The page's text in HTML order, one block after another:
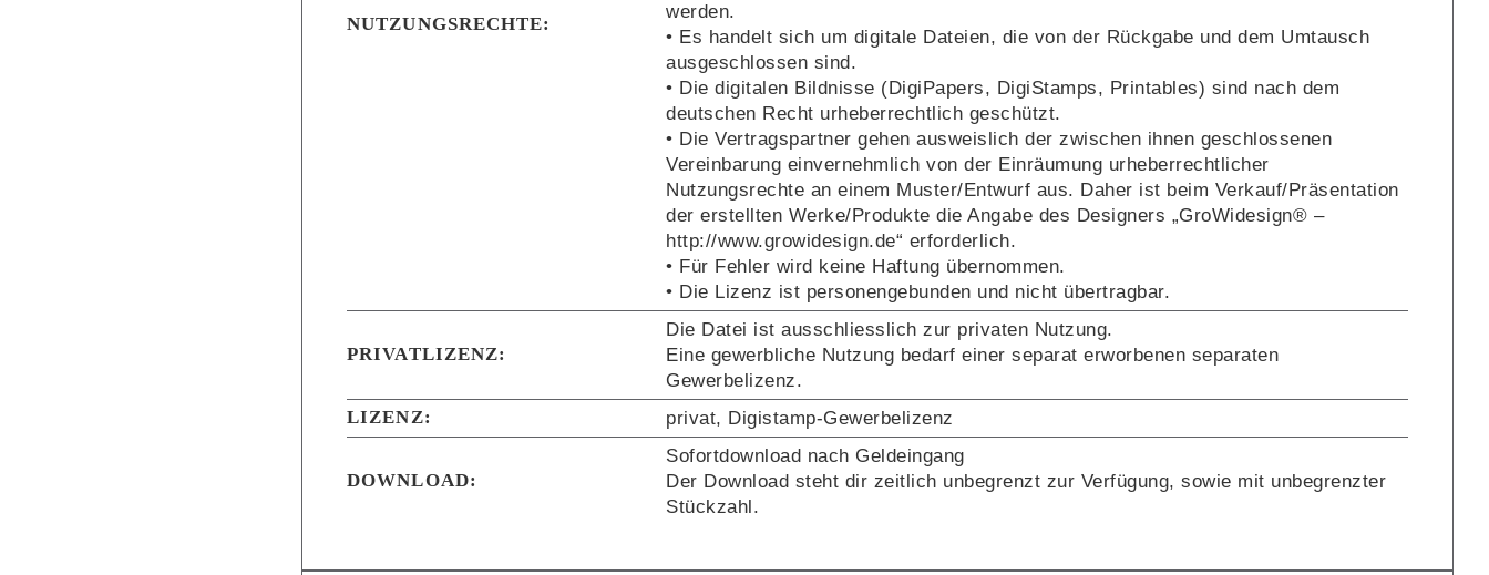
NUTZUNGSRECHTE:
werden.
• Es handelt sich um digitale Dateien, die von der Rückgabe und dem Umtausch
ausgeschlossen sind.
• Die digitalen Bildnisse (DigiPapers, DigiStamps, Printables) sind nach dem
deutschen Recht urheberrechtlich geschützt.
• Die Vertragspartner gehen ausweislich der zwischen ihnen geschlossenen
Vereinbarung einvernehmlich von der Einräumung urheberrechtlicher
Nutzungsrechte an einem Muster/Entwurf aus. Daher ist beim Verkauf/Präsentation
der erstellten Werke/Produkte die Angabe des Designers „GroWidesign® –
http://www.growidesign.de“ erforderlich.
• Für Fehler wird keine Haftung übernommen.
• Die Lizenz ist personengebunden und nicht übertragbar.
PRIVATLIZENZ:
Die Datei ist ausschliesslich zur privaten Nutzung.
Eine gewerbliche Nutzung bedarf einer separat erworbenen separaten
Gewerbelizenz.
LIZENZ:
privat, Digistamp-Gewerbelizenz
DOWNLOAD:
Sofortdownload nach Geldeingang
Der Download steht dir zeitlich unbegrenzt zur Verfügung, sowie mit unbegrenzter
Stückzahl.